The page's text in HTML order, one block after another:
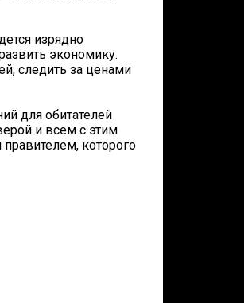
изрядно
экономику.
следить за ценами
для обитателей
и всем с этим
которого